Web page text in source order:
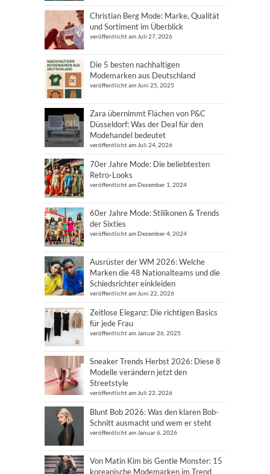
Christian Berg Mode: Marke, Qualität
und Sortiment im Überblick
veröffentlicht am Juli 27, 2026
Die 5 besten nachhaltigen
Modemarken aus Deutschland
veröffentlicht am Juni 25, 2025
Zara übernimmt Flächen von P&C
Düsseldorf: Was der Deal für den
Modehandel bedeutet
veröffentlicht am Juli 24, 2026
70er Jahre Mode: Die beliebtesten
Retro-Looks
veröffentlicht am Dezember 1, 2024
60er Jahre Mode: Stilikonen & Trends
der Sixties
veröffentlicht am Dezember 4, 2024
Ausrüster der WM 2026: Welche
Marken die 48 Nationalteams und die
Schiedsrichter einkleiden
veröffentlicht am Juni 22, 2026
Zeitlose Eleganz: Die richtigen Basics
für jede Frau
veröffentlicht am Januar 26, 2025
Sneaker Trends Herbst 2026: Diese 8
Modelle verändern jetzt den
Streetstyle
veröffentlicht am Juli 22, 2026
Blunt Bob 2026: Was den klaren Bob-
Schnitt ausmacht und wem er steht
veröffentlicht am Januar 6, 2026
Von Matin Kim bis Gentle Monster: 15
koreanische Modemarken im Trend